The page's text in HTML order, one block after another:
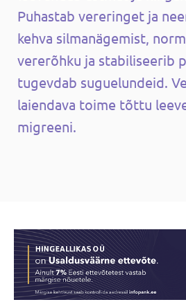
Puhastab vereringet ja
kehva silmanägemist,
vererõhku ja stabiliseerib
tugevdab suguelundeid.
laiendava toime tõttu
migreeni.